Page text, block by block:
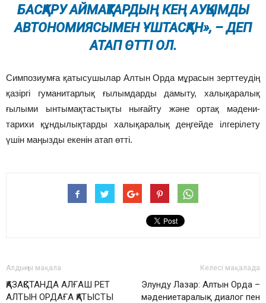
БАСҚАРУ АЙМАҚТАРДЫҢ КЕҢ АУҚЫМДЫ
АВТОНОМИЯСЫМЕН ҰШТАСҚАН», – ДЕП
АТАП ӨТТІ ОЛ.
Симпозиумға қатысушылар Алтын Орда мұрасын зерттеудің
қазіргі гуманитарлық ғылымдарды дамыту, халықаралық
ғылыми ынтымақтастықты нығайту және ортақ мәдени-
тарихи құндылықтарды халықаралық деңгейде ілгерілету
үшін маңызды екенін атап өтті.
Алдыңғы мақала
ҚАЗАҚСТАНДА АЛҒАШ РЕТ
АЛТЫН ОРДАҒА ҚАТЫСТЫ
Келесі мақалада
Элунду Лазар: Алтын Орда –
мәдениетаралық диалог пен